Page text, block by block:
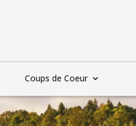
Coups de Coeur